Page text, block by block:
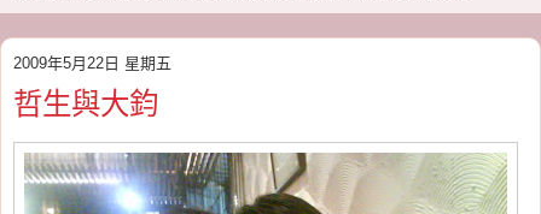
2009年5月22日 星期五
哲生與大鈞